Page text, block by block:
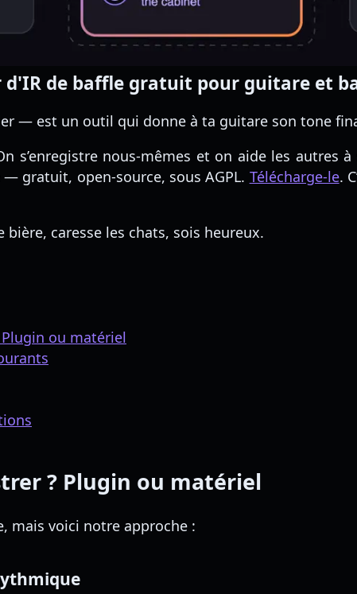
de baffle gratuit pour guitare et
— est un outil qui donne à ta guitare son tone
s’enregistre nous-mêmes et on aide les autres à
gratuit, open-source, sous AGPL. Télécharge-le.
bière, caresse les chats, sois heureux.
ou matériel
? Plugin ou matériel
mais voici notre approche :